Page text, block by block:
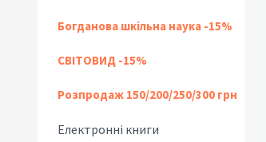
Богданова шкільна наука -15%
СВІТОВИД -15%
Розпродаж 150/200/250/300 грн
Електронні книги